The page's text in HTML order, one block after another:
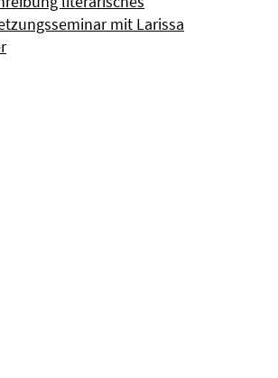
mit Larissa